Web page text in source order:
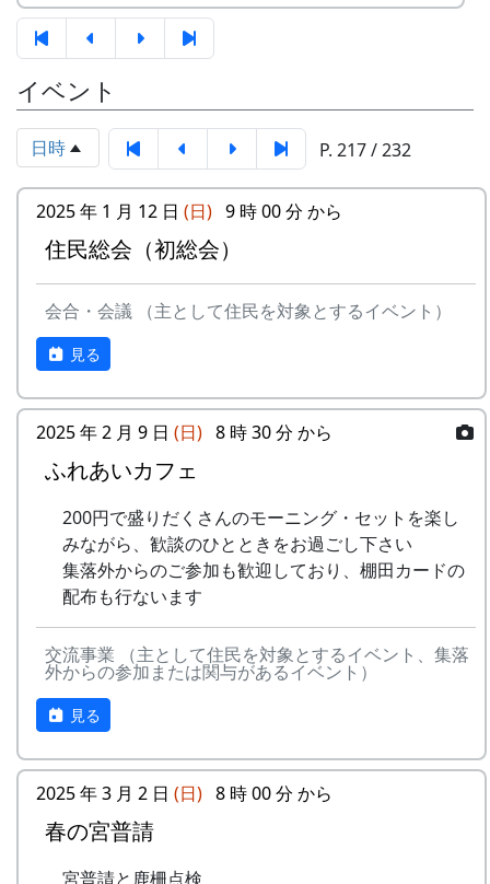
- ⽉ーアカリ
4
H CORPORATION
(II)
僕の中
のふる
さと
- H CORPORATION
きたよ
- HCORPORATION(II)
5
メシアとポン四郎バ
ンド
棚⽥の
イネに
1999 2002
-
メシアとポン四郎バ
の⾥へ
メシアとポン四郎バ
ンド
⽔と太
で
1999 2001
6 MASA BAND
この町
1999 2000
⾵〜棚
⽥'99〜
- MASA BAND
応募
資格
棚田保全に関心のある方はどなたでも
応募できます
募集
期間
2024年10月1日 ～ 2025年2月29日
応募
方法
下記フォームから応募してください
応募
一人3点までとします。一点ずつ別々
応募
作品
の要
日本国内の棚田地域を対象としたもの
で、2021年4月1日以降に撮影され、未
発表のもの
審査
棚田学会内に審査委員会を設け、公正
に審査します
賞品
与します
入賞
作品
・棚田学会2025年度棚田学会総会
（2025年8月予定）で発表します。
は、何と、1個だけで達成できる隠しスタンプが
置いてあります。このスタンプは、北はりまエコ
ミュージアムで100円割引券として使えます。
イベントのときに来て下さい
ただし、スタンプを置いている岩座神の公会堂は
ふだんは閉まっていますので、いつ来てもスタン
プを押せるわけではありません。
毎月第2日曜日の「ふれあいカフェ」や、10月20
日の「棚田の収穫祭」など、岩座神のイベントの
時においでください。
2024-09-08 ふれあいカフェ
2024-10-13 ふれあいカフェ
スタンプの台帳 = まるごとガイド
スタンプラリーでは、『まるごとガイド』をスタ
ンプ台帳として使います。
「棚田の里 岩座神」は 69 ページ、No. 173 で
す。
スタンプラリー
正式なスタンプラリーには、アナログ5コース、
デジタル3コースがあり、達成した人には以下の
特典があたえられます。
抽選で3名様に「博物館セット」
達成者にもれなく「コンプリート賞」
特別展マグネット（5個セット）
ガチャ1回チャレンジ
詳しくは 北はりま田園空間博物館 特別展＞スタ
イベント
日時 P. 217 / 232
2025 年 1 月 12 日 (日) 9 時 00 分 から
住民総会（初総会）
会合・会議 （主として住民を対象とするイベント）
見る
2025 年 2 月 9 日 (日) 8 時 30 分 から
ふれあいカフェ
200円で盛りだくさんのモーニング・セットを楽し
みながら、歓談のひとときをお過ごし下さい
集落外からのご参加も歓迎しており、棚田カードの
配布も行ないます
交流事業 （主として住民を対象とするイベント、集落
外からの参加または関与があるイベント）
見る
2025 年 3 月 2 日 (日) 8 時 00 分 から
春の宮普請
宮普請と鹿柵点検